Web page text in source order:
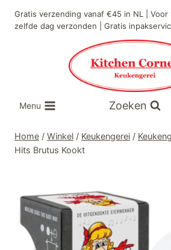
naar
Gratis verzending vanaf €45 in NL | Voor
zelfde dag verzonden | Gratis
Menu Zoeken
Home / Winkel / Keukengerei /
Hits Brutus Kookt